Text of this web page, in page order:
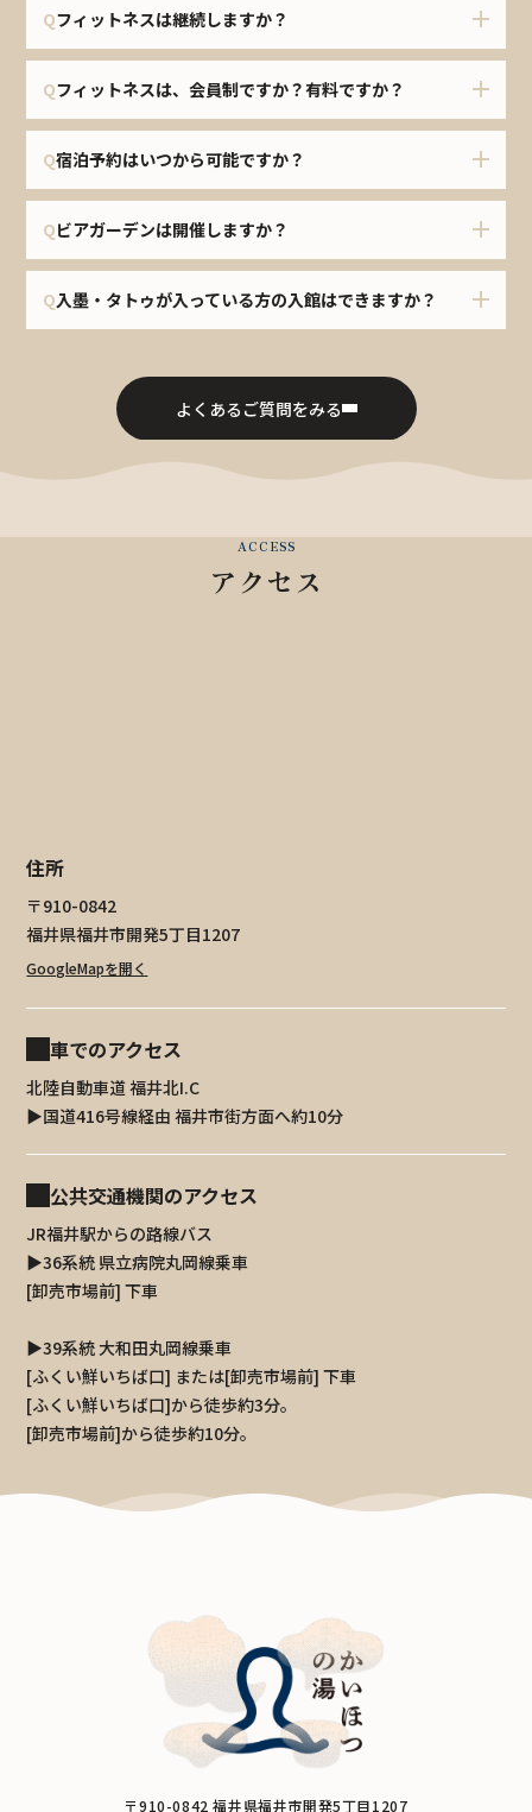
Qフィットネスは継続しますか？
Qフィットネスは、会員制ですか？有料ですか？
Q宿泊予約はいつから可能ですか？
Qビアガーデンは開催しますか？
Q入墨・タトゥが入っている方の入館はできますか？
よくあるご質問をみる
ACCESS
アクセス
住所
〒910-0842
福井県福井市開発5丁目1207
GoogleMapを開く
車でのアクセス
北陸自動車道 福井北I.C
▶︎国道416号線経由 福井市街方面へ約10分
公共交通機関のアクセス
JR福井駅からの路線バス
▶36系統 県立病院丸岡線乗車
[卸売市場前] 下車
▶39系統 大和田丸岡線乗車
[ふくい鮮いちば口] または[卸売市場前] 下車
[ふくい鮮いちば口]から徒歩約3分。
[卸売市場前]から徒歩約10分。
〒910-0842 福井県福井市開発5丁目1207